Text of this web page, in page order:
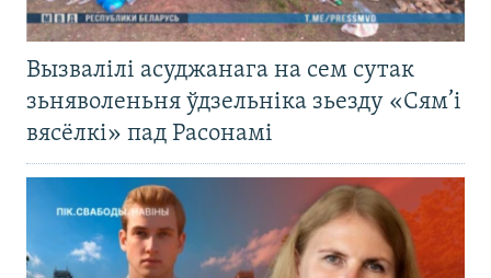
Вызвалілі асуджанага на сем сутак
зьняволеньня ўдзельніка зьезду «Сям’і
вясёлкі» пад Расонамі